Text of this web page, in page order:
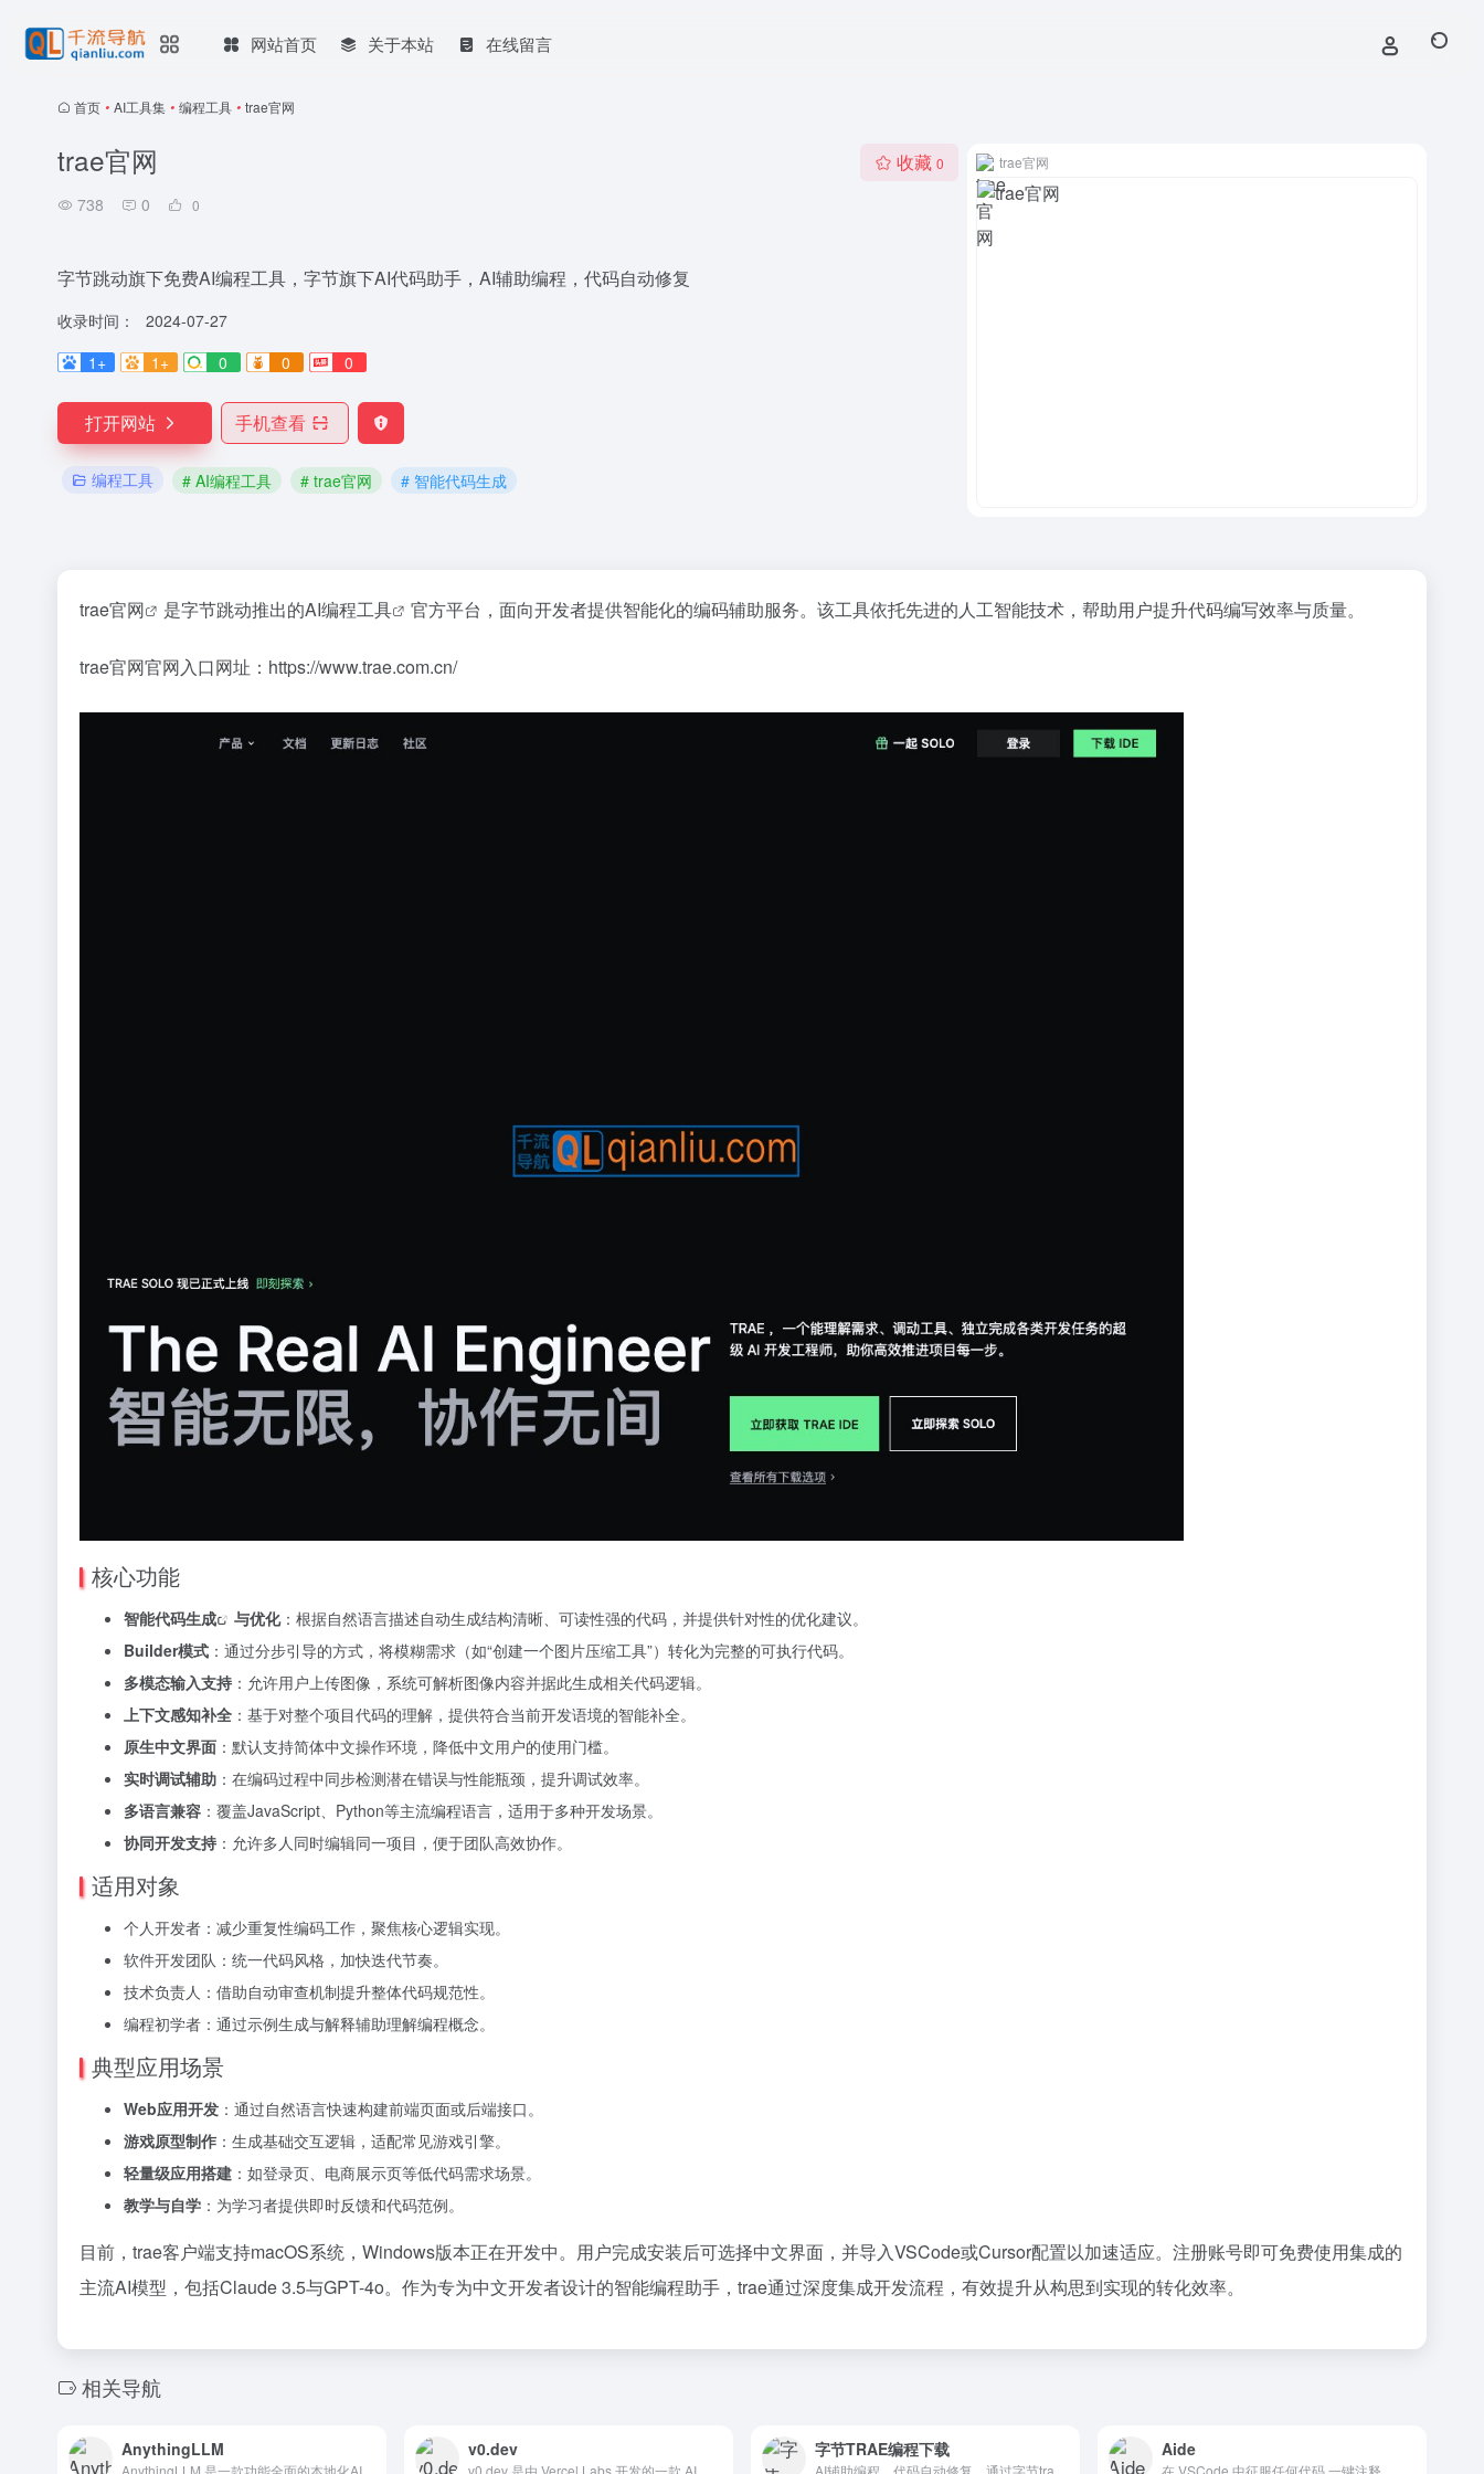
网站首页 关于本站 在线留言
首页 • AI工具集 • 编程工具 • trae官网
trae官网
738 0 0
收藏 0
字节跳动旗下免费AI编程工具，字节旗下AI代码助手，AI辅助编程，代码自动修复
收录时间：
2024-07-27
1+
1+ 0 0 0
打开网站 手机查看
编程工具 # AI编程工具 # trae官网 # 智能代码生成
trae官网
trae官网 是字节跳动推出的AI编程工具 官方平台，面向开发者提供智能化的编码辅助服务。该工具依托先进的人工智能技术，帮助用户提升代码编写效率与质量。
trae官网官网入口网址：https://www.trae.com.cn/
核心功能
智能代码生成 与优化：根据自然语言描述自动生成结构清晰、可读性强的代码，并提供针对性的优化建议。
Builder模式 ：通过分步引导的方式，将模糊需求（如“创建一个图片压缩工具”）转化为完整的可执行代码。
多模态输入支持 ：允许用户上传图像，系统可解析图像内容并据此生成相关代码逻辑。
上下文感知补全 ：基于对整个项目代码的理解，提供符合当前开发语境的智能补全。
原生中文界面 ：默认支持简体中文操作环境，降低中文用户的使用门槛。
实时调试辅助 ：在编码过程中同步检测潜在错误与性能瓶颈，提升调试效率。
多语言兼容 ：覆盖JavaScript、Python等主流编程语言，适用于多种开发场景。
协同开发支持 ：允许多人同时编辑同一项目，便于团队高效协作。
适用对象
个人开发者：减少重复性编码工作，聚焦核心逻辑实现。
软件开发团队：统一代码风格，加快迭代节奏。
技术负责人：借助自动审查机制提升整体代码规范性。
编程初学者：通过示例生成与解释辅助理解编程概念。
典型应用场景
Web应用开发 ：通过自然语言快速构建前端页面或后端接口。
游戏原型制作 ：生成基础交互逻辑，适配常见游戏引擎。
轻量级应用搭建 ：如登录页、电商展示页等低代码需求场景。
教学与自学 ：为学习者提供即时反馈和代码范例。
目前，trae客户端支持macOS系统，Windows版本正在开发中。用户完成安装后可选择中文界面，并导入VSCode或Cursor配置以加速适应。注册账号即可免费使用集成的
主流AI模型，包括Claude 3.5与GPT-4o。作为专为中文开发者设计的智能编程助手，trae通过深度集成开发流程，有效提升从构思到实现的转化效率。
相关导航
AnythingLLM v0.dev 字节TRAE编程下载 Aide